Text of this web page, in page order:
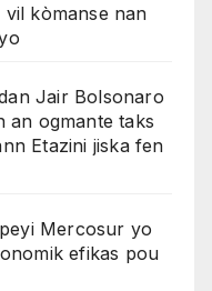
kòmanse nan
Jair Bolsonaro
an ogmante taks
Etazini jiska fen
Mercosur yo
efikas pou